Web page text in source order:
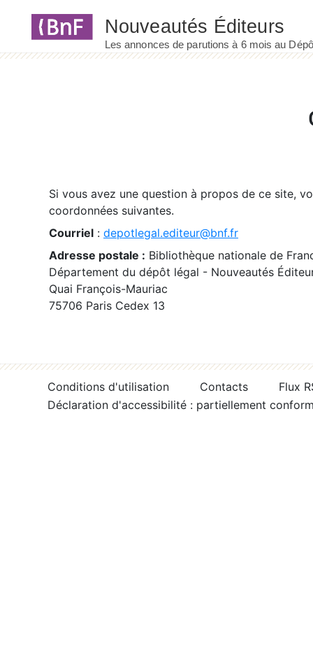
Si vous avez une question à propos de ce site,
coordonnées suivantes.
Courriel : depotlegal.editeur@bnf.fr
Adresse postale : Bibliothèque nationale de
Département du dépôt légal - Nouveautés
Quai François-Mauriac
75706 Paris Cedex 13
Conditions d'utilisation Contacts
Flux
Déclaration d'accessibilité : partiellement